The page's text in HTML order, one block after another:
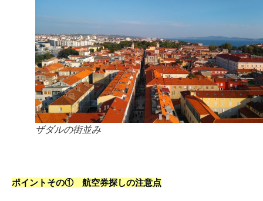
ザダルの街並み
ポイントその① 航空券探しの注意点